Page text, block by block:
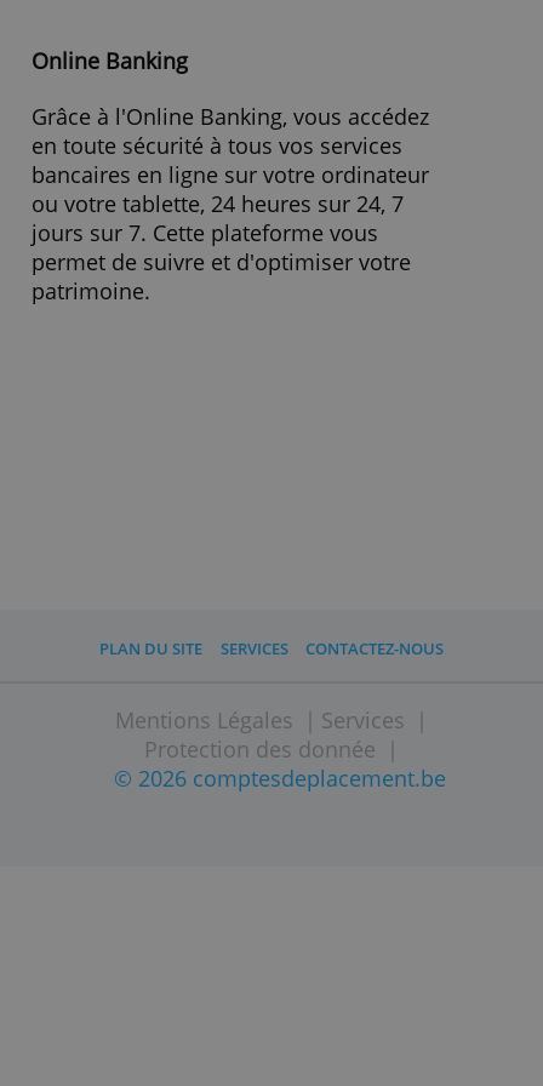
Caractéristiques et conditions
Frais/Droits de garde
48,00 % Gratuit selon
Ordre 1.000€
7,50 €
Ordre 5.000€ 11,75 €
jours sur 7. Cette plateforme vous